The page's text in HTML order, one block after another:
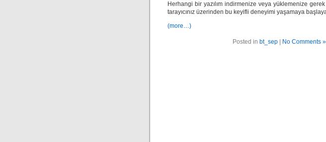
Herhangi bir yazılım indirmenize veya yüklemenize
tarayıcınız üzerinden bu keyifli deneyimi yaşamaya
(more…)
Posted in bt_sep No Comments »